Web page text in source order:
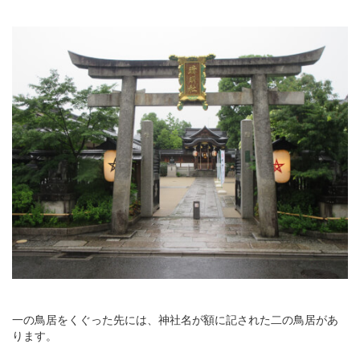
一の鳥居をくぐった先には、神社名が額に記された二の鳥居があ
ります。